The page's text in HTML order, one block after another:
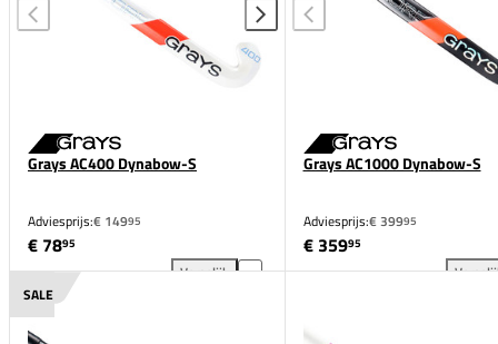
Grays AC400 Dynabow-S
Adviesprijs:€ 14995
€ 7895
Vergelijk
Grays AC1000 Dynabow-S
Adviesprijs:€ 39995
€ 35995
SALE